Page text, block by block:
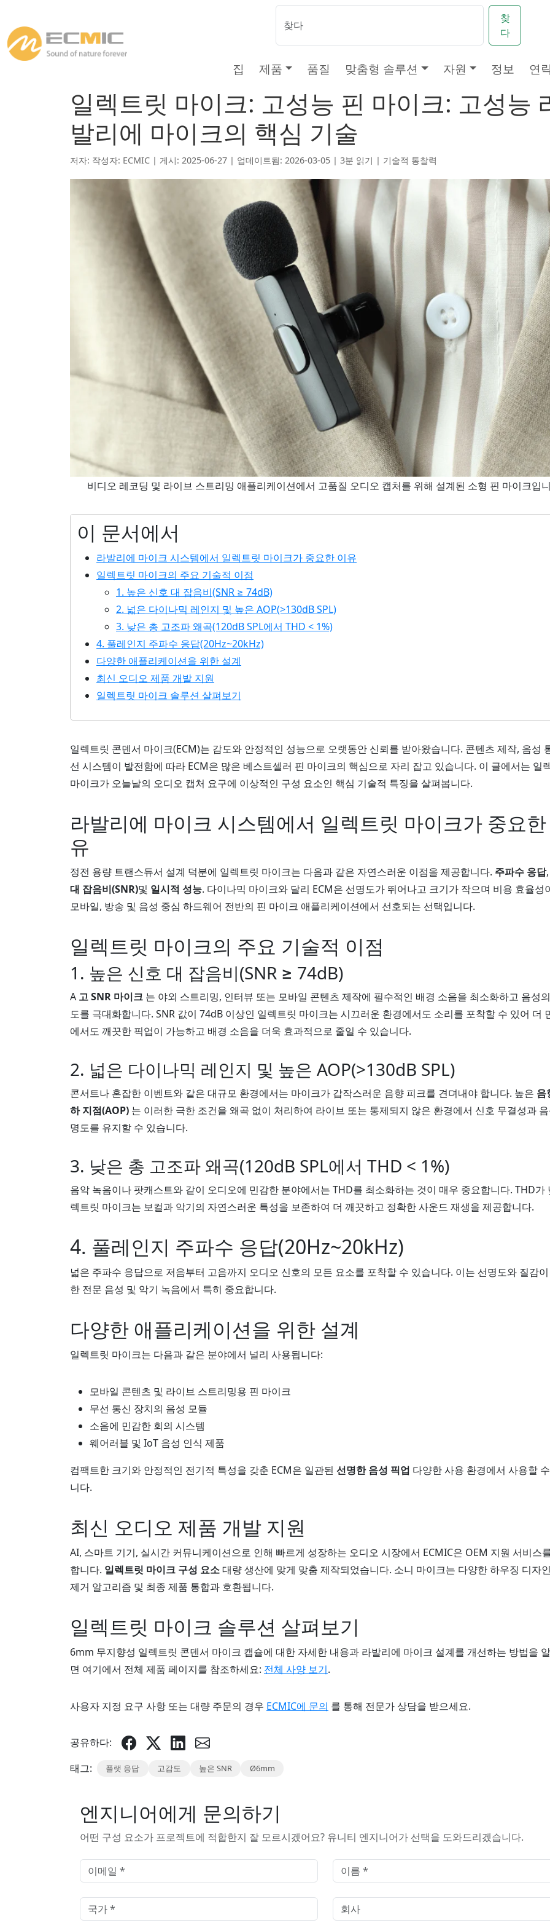
찾
다
집 제품 품질 맞춤형 솔루션 자원 정보 연
일렉트릿 마이크: 고성능 핀 마이크: 고성능
발리에 마이크의 핵심 기술
저자: 작성자: ECMIC | 게시: 2025-06-27 | 업데이트됨: 2026-03-05 | 3분 읽기 | 기술적 통찰력
비디오 레코딩 및 라이브 스트리밍 애플리케이션에서 고품질 오디오 캡처를 위해 설계된 소형 핀 마이크입
이 문서에서
라발리에 마이크 시스템에서 일렉트릿 마이크가 중요한 이유
일렉트릿 마이크의 주요 기술적 이점
1. 높은 신호 대 잡음비(SNR ≥ 74dB)
2. 넓은 다이나믹 레인지 및 높은 AOP(>130dB SPL)
3. 낮은 총 고조파 왜곡(120dB SPL에서 THD < 1%)
4. 풀레인지 주파수 응답(20Hz~20kHz)
다양한 애플리케이션을 위한 설계
최신 오디오 제품 개발 지원
일렉트릿 마이크 솔루션 살펴보기
일렉트릿 콘덴서 마이크(ECM)는 감도와 안정적인 성능으로 오랫동안 신뢰를 받아왔습니다. 콘텐츠 제작, 음성
선 시스템이 발전함에 따라 ECM은 많은 베스트셀러 핀 마이크의 핵심으로 자리 잡고 있습니다. 이 글에서는 일
마이크가 오늘날의 오디오 캡처 요구에 이상적인 구성 요소인 핵심 기술적 특징을 살펴봅니다.
라발리에 마이크 시스템에서 일렉트릿 마이크가 중요한
유
정전 용량 트랜스듀서 설계 덕분에 일렉트릿 마이크는 다음과 같은 자연스러운 이점을 제공합니다. 주파수 응답,
대 잡음비(SNR)및 일시적 성능. 다이나믹 마이크와 달리 ECM은 선명도가 뛰어나고 크기가 작으며 비용 효율성
모바일, 방송 및 음성 중심 하드웨어 전반의 핀 마이크 애플리케이션에서 선호되는 선택입니다.
일렉트릿 마이크의 주요 기술적 이점
1. 높은 신호 대 잡음비(SNR ≥ 74dB)
A 고 SNR 마이크 는 야외 스트리밍, 인터뷰 또는 모바일 콘텐츠 제작에 필수적인 배경 소음을 최소화하고 음성
도를 극대화합니다. SNR 값이 74dB 이상인 일렉트릿 마이크는 시끄러운 환경에서도 소리를 포착할 수 있어 더
에서도 깨끗한 픽업이 가능하고 배경 소음을 더욱 효과적으로 줄일 수 있습니다.
2. 넓은 다이나믹 레인지 및 높은 AOP(>130dB SPL)
콘서트나 혼잡한 이벤트와 같은 대규모 환경에서는 마이크가 갑작스러운 음향 피크를 견뎌내야 합니다. 높은 음
하 지점(AOP) 는 이러한 극한 조건을 왜곡 없이 처리하여 라이브 또는 통제되지 않은 환경에서 신호 무결성과
명도를 유지할 수 있습니다.
3. 낮은 총 고조파 왜곡(120dB SPL에서 THD < 1%)
음악 녹음이나 팟캐스트와 같이 오디오에 민감한 분야에서는 THD를 최소화하는 것이 매우 중요합니다. THD가
렉트릿 마이크는 보컬과 악기의 자연스러운 특성을 보존하여 더 깨끗하고 정확한 사운드 재생을 제공합니다.
4. 풀레인지 주파수 응답(20Hz~20kHz)
넓은 주파수 응답으로 저음부터 고음까지 오디오 신호의 모든 요소를 포착할 수 있습니다. 이는 선명도와 질감
한 전문 음성 및 악기 녹음에서 특히 중요합니다.
다양한 애플리케이션을 위한 설계
일렉트릿 마이크는 다음과 같은 분야에서 널리 사용됩니다:
모바일 콘텐츠 및 라이브 스트리밍용 핀 마이크
무선 통신 장치의 음성 모듈
소음에 민감한 회의 시스템
웨어러블 및 IoT 음성 인식 제품
컴팩트한 크기와 안정적인 전기적 특성을 갖춘 ECM은 일관된 선명한 음성 픽업 다양한 사용 환경에서 사용할
니다.
최신 오디오 제품 개발 지원
AI, 스마트 기기, 실시간 커뮤니케이션으로 인해 빠르게 성장하는 오디오 시장에서 ECMIC은 OEM 지원 서비스
합니다. 일렉트릿 마이크 구성 요소대량 생산에 맞게 맞춤 제작되었습니다. 소니 마이크는 다양한 하우징 디자
제거 알고리즘 및 최종 제품 통합과 호환됩니다.
일렉트릿 마이크 솔루션 살펴보기
6mm 무지향성 일렉트릿 콘덴서 마이크 캡슐에 대한 자세한 내용과 라발리에 마이크 설계를 개선하는 방법을
면 여기에서 전체 제품 페이지를 참조하세요: 전체 사양 보기.
사용자 지정 요구 사항 또는 대량 주문의 경우 ECMIC에 문의 를 통해 전문가 상담을 받으세요.
공유하다:
태그:
플랫 응답 고감도 높은 SNR Ø6mm
엔지니어에게 문의하기
어떤 구성 요소가 프로젝트에 적합한지 잘 모르시겠어요? 유니티 엔지니어가 선택을 도와드리겠습니다.